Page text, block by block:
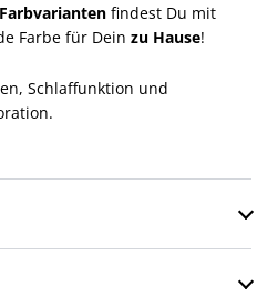
Farbvarianten findest Du mit
Farbe für Dein zu Hause!
Schlaffunktion und